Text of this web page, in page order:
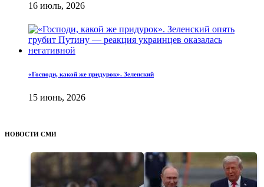
16 июль, 2026
«Господи, какой же придурок». Зеленский
15 июнь, 2026
НОВОСТИ СМИ